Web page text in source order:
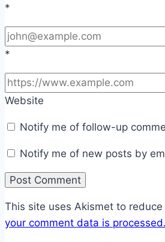
*
*
Website
Notify me of follow-up
Notify me of new posts by
This site uses Akismet to reduce
your comment data is processed.